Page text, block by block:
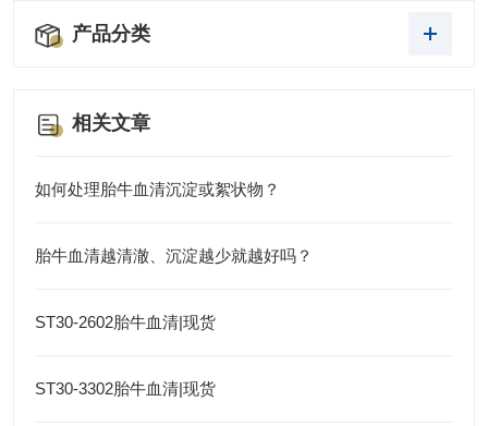
产品分类
相关文章
如何处理胎牛血清沉淀或絮状物？
胎牛血清越清澈、沉淀越少就越好吗？
ST30-2602胎牛血清|现货
ST30-3302胎牛血清|现货